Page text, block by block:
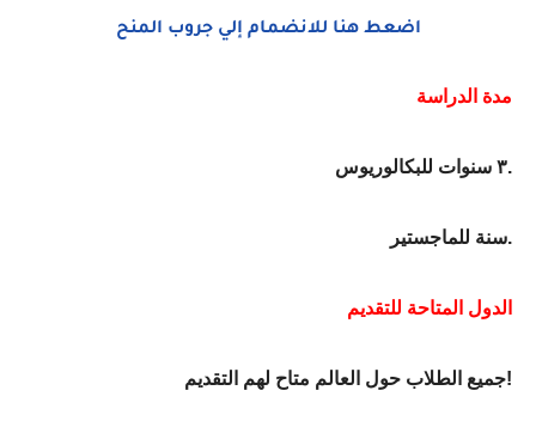
اضعط هنا للانضمام إلي جروب المنح
مدة الدراسة
٣ سنوات للبكالوريوس.
سنة للماجستير.
الدول المتاحة للتقديم
جميع الطلاب حول العالم متاح لهم التقديم!